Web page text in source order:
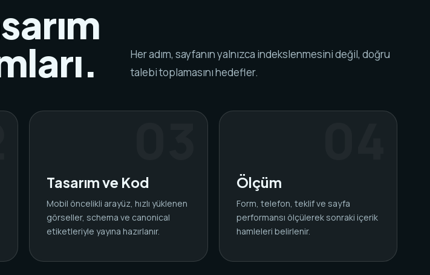
Her adım, sayfanın yalnızca indekslenmesini değil, doğru
talebi toplamasını hedefler.
Tasarım ve Kod
Mobil öncelikli arayüz, hızlı yüklenen
görseller, schema ve canonical
etiketleriyle yayına hazırlanır.
Ölçüm
Form, telefon, teklif ve sayfa
performansı ölçülerek sonraki içerik
hamleleri belirlenir.